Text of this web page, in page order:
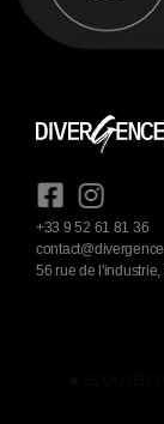
+33 9 52 61 81 36
56 rue de